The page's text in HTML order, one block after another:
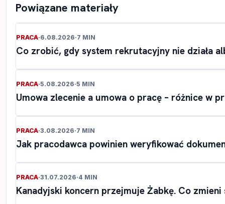
Powiązane materiały
PRACA·6.08.2026·7 MIN
Co zrobić, gdy system rekrutacyjny nie działa
PRACA·5.08.2026·5 MIN
Umowa zlecenie a umowa o pracę – różnice w
PRACA·3.08.2026·7 MIN
Jak pracodawca powinien weryfikować
PRACA·31.07.2026·4 MIN
Kanadyjski koncern przejmuje Żabkę. Co